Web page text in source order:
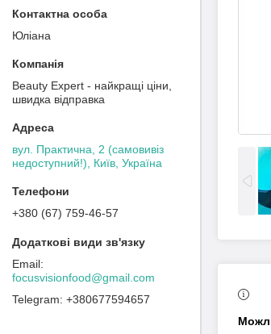
Юліана
Beauty Expert - найкращі ціни,
швидка відправка
вул. Практична, 2 (самовивіз
недоступний!), Київ, Україна
+380 (67) 759-46-57
focusvisionfood@gmail.com
+380677594657